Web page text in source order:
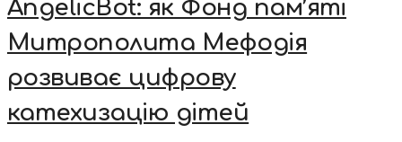
AngelicBot: як Фонд пам’яті
Митрополита Мефодія
розвиває цифрову
катехизацію дітей